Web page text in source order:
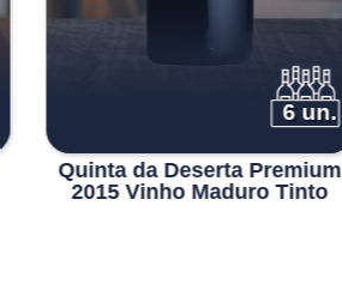
6 un.
Quinta da Deserta Premium
2015 Vinho Maduro Tinto